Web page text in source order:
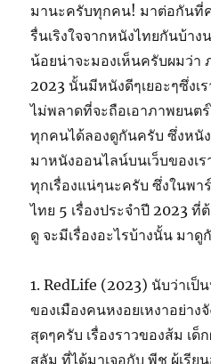
มานะครับทุกคน! มาต่อกันที่
รื่นเริงใจจากหนังไทยกันบ้า
น้อยน่าจะมองเห็นครับผมว่า
2023 นั้นมีหนังดีๆเยอะๆซึ่งเ
ไม่พลาดที่จะถือเอาภาพยนต
ทุกคนได้ลองดูกันครับ ซึ่งหนั
มาหนังออนไลน์บนเว็บของเ
ทุกเรื่องแน่ๆนะครับ ซึ่งในพ
ไทย 5 เรื่องประจำปี 2023
ดู จะมีเรื่องอะไรบ้างนั้น มาดู
1. RedLife (2023) นับว่าเป็
ของเมืองคนหงอยเหงาอย่าง
สุดๆครับ เรื่องราวของส้ม เ
สลัม ที่ได้มาเจอกับ พีช ผู้เรีย